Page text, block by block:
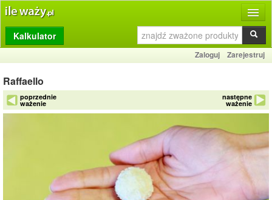
Produkty
Dziennik
Przelicznik
Porównywarka
O stronie
Kalkulator
Zaloguj Zarejestruj
Raffaello
poprzednie
ważenie
następne
ważenie